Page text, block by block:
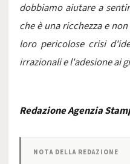
dobbiamo aiutare a
che è una ricchezza e
loro pericolose crisi
irrazionali e l'adesione ai
Redazione Agenzia
NOTA DELLA REDAZIONE